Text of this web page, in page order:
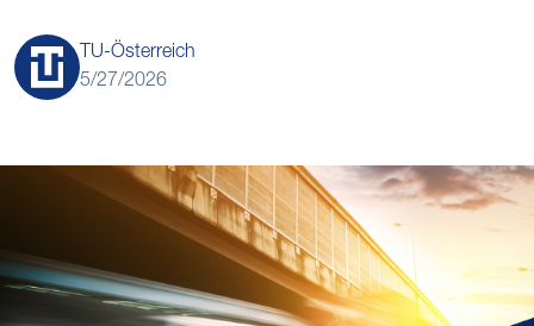
TU-Österreich
5/27/2026